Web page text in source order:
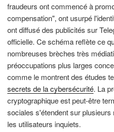
fraudeurs ont commencé à
compensation", ont usurpé
ont diffusé des publicités sur
officielle. Ce schéma reflète ce
nombreuses brèches très
préoccupations plus larges
comme le montrent des études
secrets de la cybersécurité. La
cryptographique est peut-être
sociales s'étendent sur
les utilisateurs inquiets.